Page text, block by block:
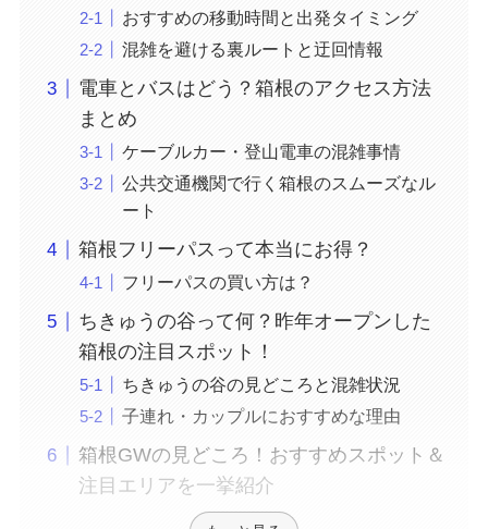
おすすめの移動時間と出発タイミング
混雑を避ける裏ルートと迂回情報
電車とバスはどう？箱根のアクセス方法
まとめ
ケーブルカー・登山電車の混雑事情
公共交通機関で行く箱根のスムーズなル
ート
箱根フリーパスって本当にお得？
フリーパスの買い方は？
ちきゅうの谷って何？昨年オープンした
箱根の注目スポット！
ちきゅうの谷の見どころと混雑状況
子連れ・カップルにおすすめな理由
箱根GWの見どころ！おすすめスポット＆
注目エリアを一挙紹介